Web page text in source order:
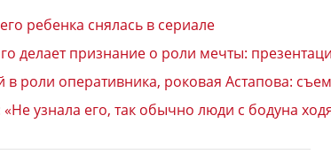
ребенка снялась в сериале
делает признание о роли мечты:
роли оперативника, роковая Астапова:
узнала его, так обычно люди с бодуна